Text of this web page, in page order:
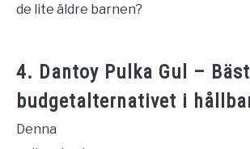
de lite äldre barnen?
4. Dantoy Pulka Gul –
budgetalternativet i
Denna